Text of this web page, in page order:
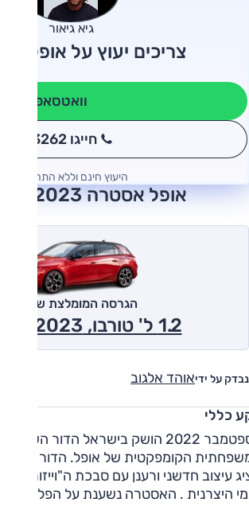
גיא גיאור
צריכים יעוץ על אופל
וואטסאפ
חייגו 3262
היעוץ חינם וללא התחייבות
אופל אסטרה 2023 חוות דעת
נבדק על ידיאוהד אלגוב
הגרסה המומלצת של אוטו
1.2 ל' טורבו, GS Line 2023
כללי
בספטמבר 2022 הושק בישראל הדור
עיצוב חדשני ורענן עם סבכת ה"וייזור"
דגמי היצרנית . האסטרה נשענת על